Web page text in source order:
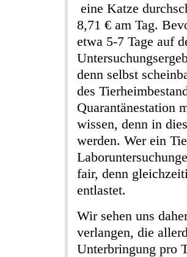
eine Katze
8,71 € am Tag.
etwa 5-7 Tage auf
denn selbst
des
Quarantänestation
wissen, denn in
werden. Wer ein
fair, denn
entlastet.
Wir sehen uns
verlangen, die
Unterbringung pro